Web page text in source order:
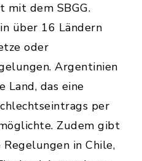
mit dem SBGG.
über 16 Ländern
oder
Argentinien
Land, das eine
per
Zudem gibt
in Chile,